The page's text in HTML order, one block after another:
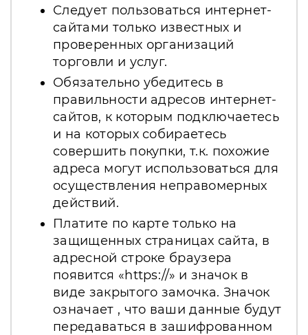
Следует пользоваться интернет-
сайтами только известных и
проверенных организаций
торговли и услуг.
Обязательно убедитесь в
правильности адресов интернет-
сайтов, к которым подключаетесь
и на которых собираетесь
совершить покупки, т.к. похожие
адреса могут использоваться для
осуществления неправомерных
действий.
Платите по карте только на
защищенных страницах сайта, в
адресной строке браузера
появится «https://» и значок в
виде закрытого замочка. Значок
означает , что ваши данные будут
передаваться в зашифрованном